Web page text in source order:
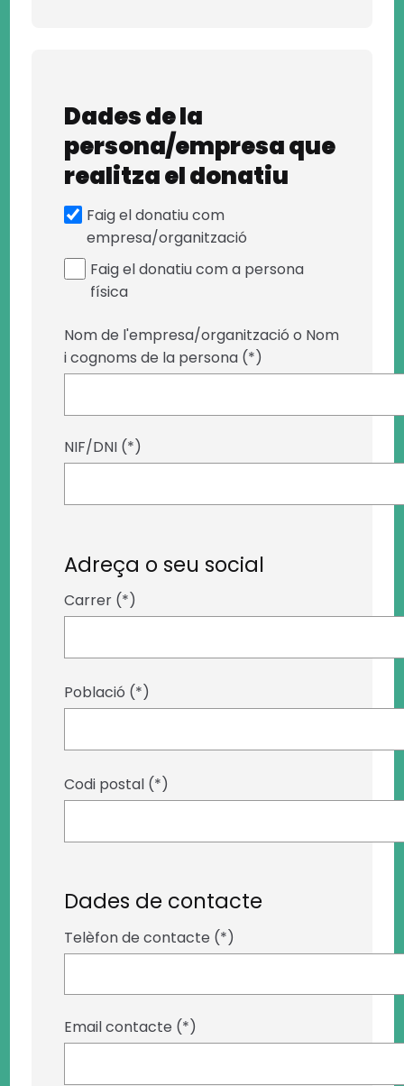
Dades de la
persona/empresa que
realitza el donatiu
Faig el donatiu com
empresa/organització
Faig el donatiu com a persona
física
Nom de l'empresa/organització o Nom
i cognoms de la persona (*)
NIF/DNI (*)
Adreça o seu social
Carrer (*)
Població (*)
Codi postal (*)
Dades de contacte
Telèfon de contacte (*)
Email contacte (*)